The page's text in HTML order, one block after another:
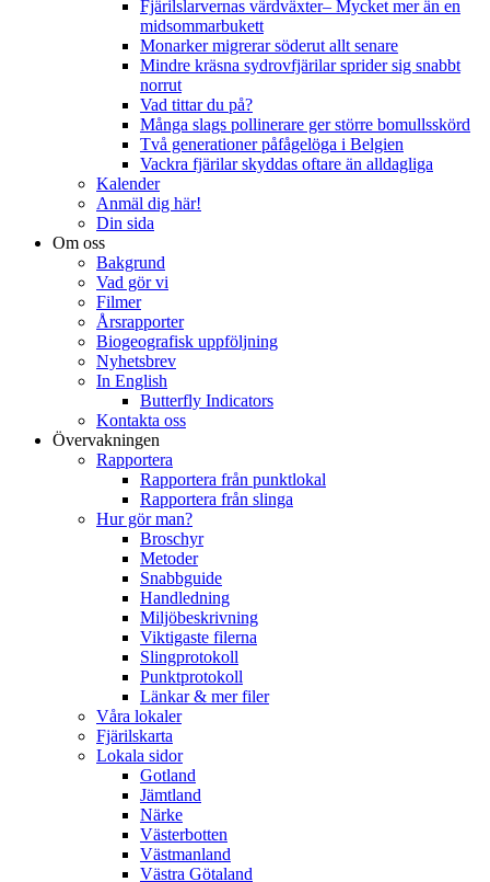
Fjärilslarvernas värdväxter– Mycket mer än en
midsommarbukett
Monarker migrerar söderut allt senare
Mindre kräsna sydrovfjärilar sprider sig snabbt
norrut
Vad tittar du på?
Många slags pollinerare ger större bomullsskörd
Två generationer påfågelöga i Belgien
Vackra fjärilar skyddas oftare än alldagliga
Kalender
Anmäl dig här!
Din sida
Om oss
Bakgrund
Vad gör vi
Filmer
Årsrapporter
Biogeografisk uppföljning
Nyhetsbrev
In English
Butterfly Indicators
Kontakta oss
Övervakningen
Rapportera
Rapportera från punktlokal
Rapportera från slinga
Hur gör man?
Broschyr
Metoder
Snabbguide
Handledning
Miljöbeskrivning
Viktigaste filerna
Slingprotokoll
Punktprotokoll
Länkar & mer filer
Våra lokaler
Fjärilskarta
Lokala sidor
Gotland
Jämtland
Närke
Västerbotten
Västmanland
Västra Götaland